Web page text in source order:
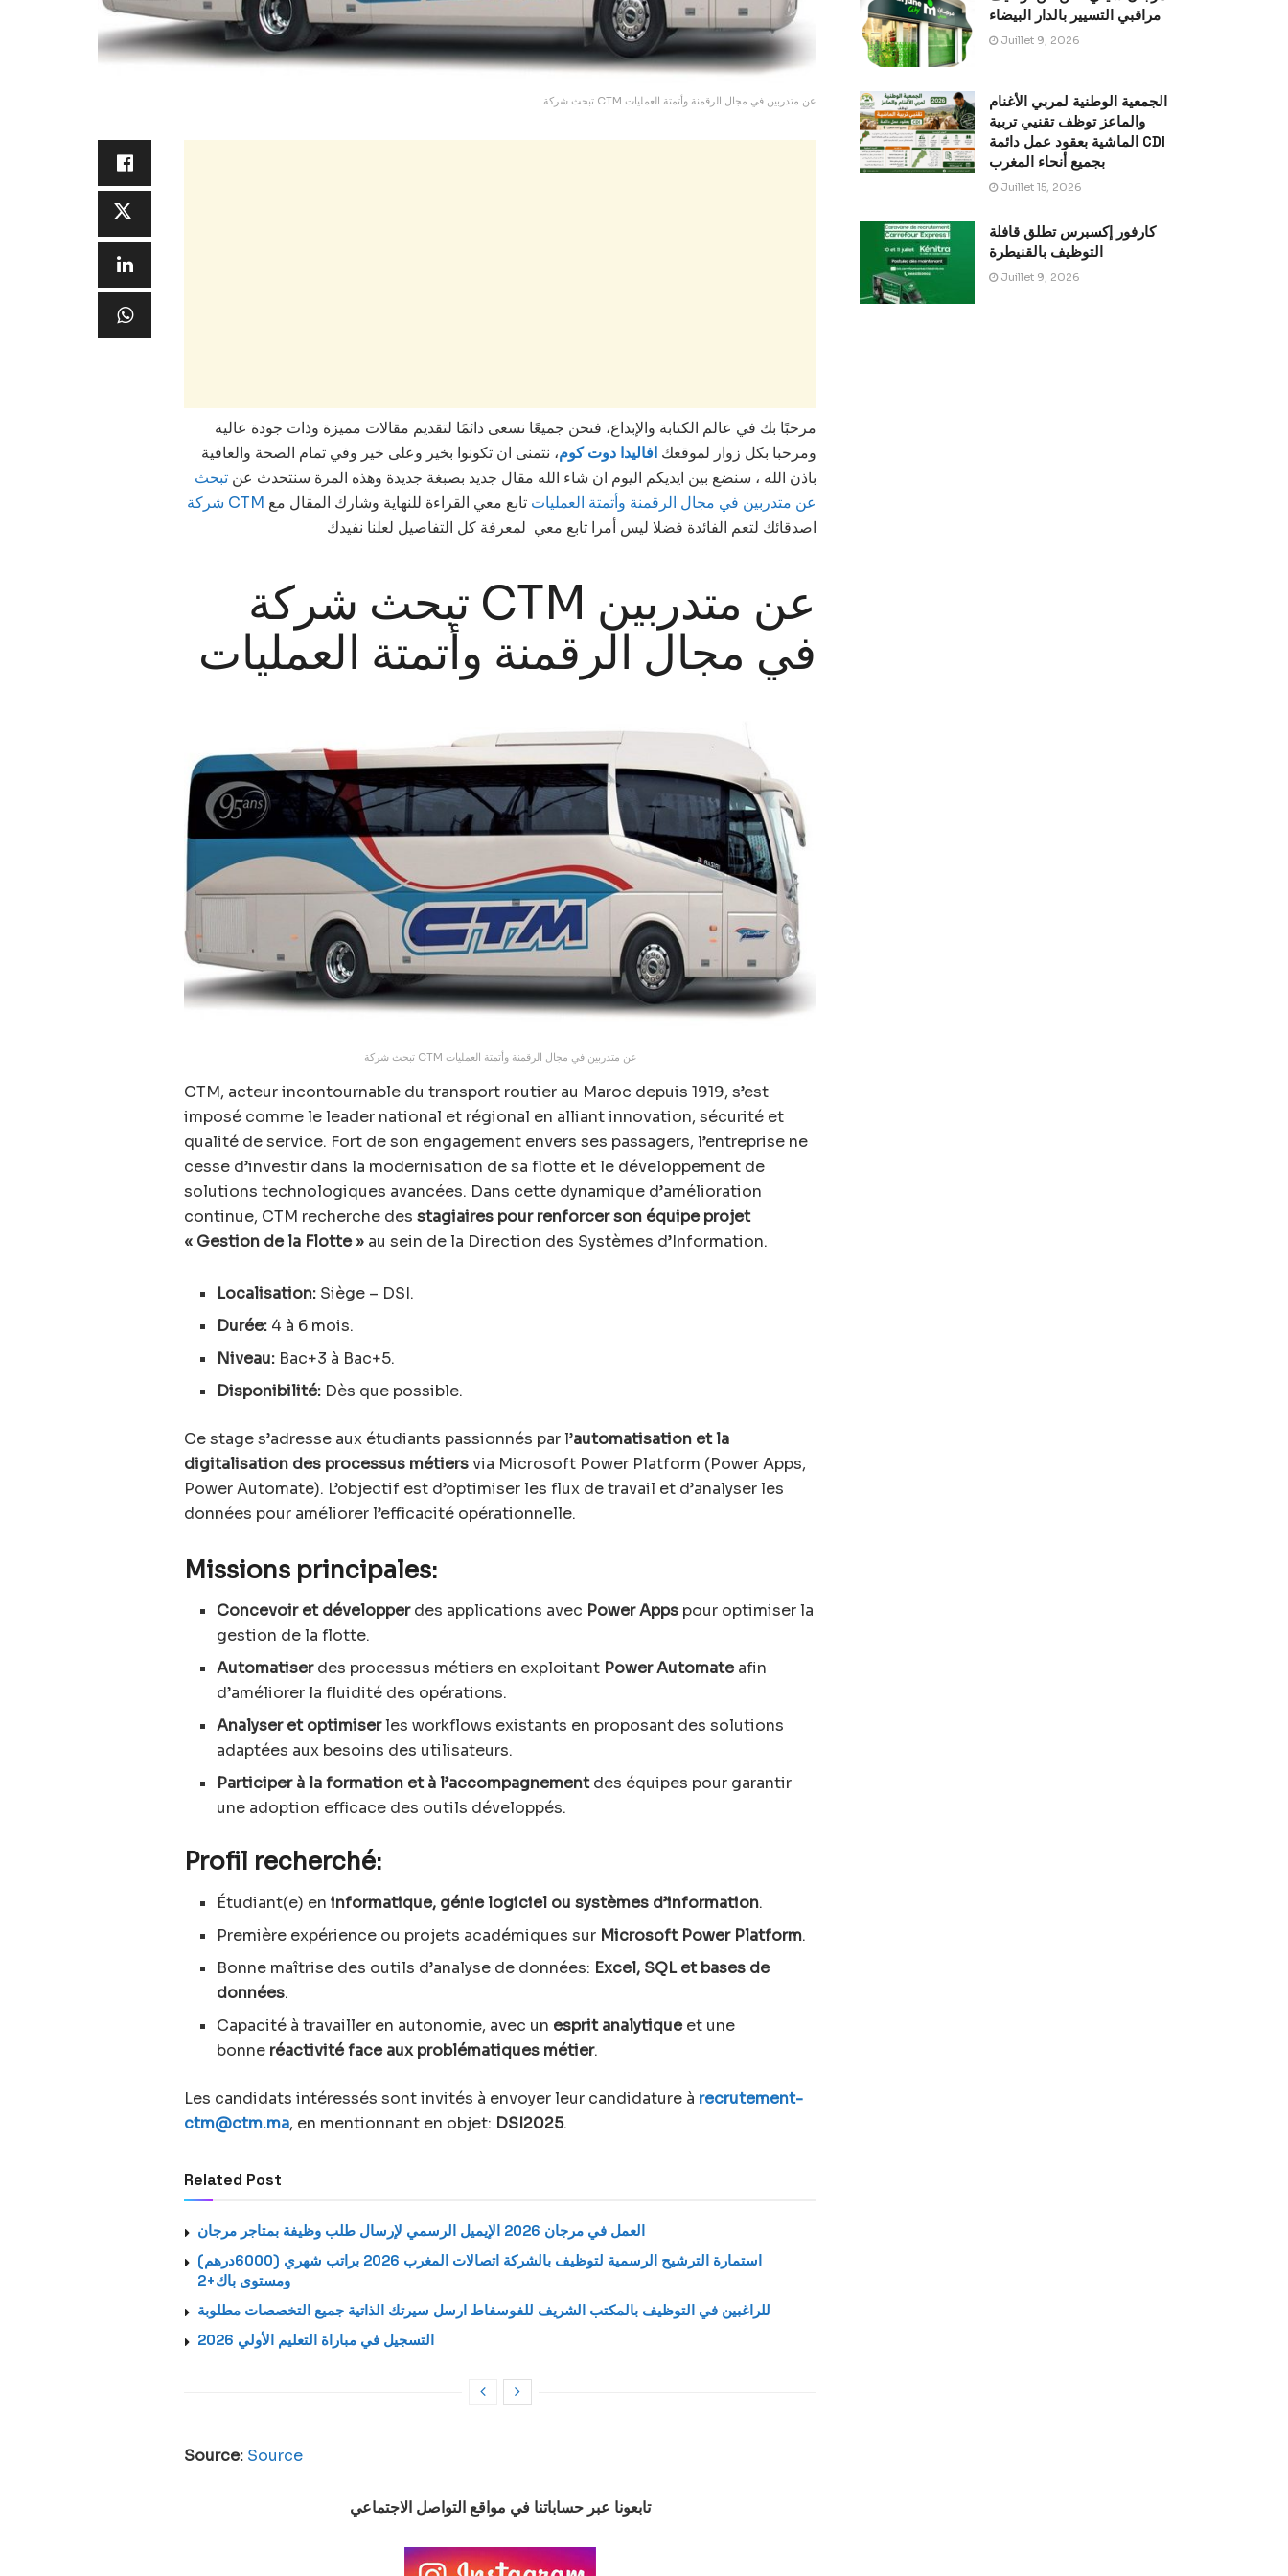
تبحث شركة CTM عن متدربين في مجال الرقمنة وأتمتة العمليات
مرحبًا بك في عالم الكتابة والإبداع، فنحن جميعًا نسعى دائمًا لتقديم مقالات مميزة وذات جودة عالية
ومرحبا بكل زوار لموقعك افاليدا دوت كوم، نتمنى ان تكونوا بخير وعلى خير وفي تمام الصحة والعافية
باذن الله ، سنضع بين ايديكم اليوم ان شاء الله مقال جديد بصبغة جديدة وهذه المرة سنتحدث عن تبحث
شركة CTM عن متدربين في مجال الرقمنة وأتمتة العمليات تابع معي القراءة للنهاية وشارك المقال مع
اصدقائك لتعم الفائدة فضلا ليس أمرا تابع معي لمعرفة كل التفاصيل لعلنا نفيدك
تبحث شركة CTM عن متدربين
في مجال الرقمنة وأتمتة العمليات
تبحث شركة CTM عن متدربين في مجال الرقمنة وأتمتة العمليات
CTM, acteur incontournable du transport routier au Maroc depuis 1919, s’est
imposé comme le leader national et régional en alliant innovation, sécurité et
qualité de service. Fort de son engagement envers ses passagers, l’entreprise ne
cesse d’investir dans la modernisation de sa flotte et le développement de
solutions technologiques avancées. Dans cette dynamique d’amélioration
continue, CTM recherche des stagiaires pour renforcer son équipe projet
« Gestion de la Flotte » au sein de la Direction des Systèmes d’Information.
Localisation: Siège – DSI.
Durée: 4 à 6 mois.
Niveau: Bac+3 à Bac+5.
Disponibilité: Dès que possible.
Ce stage s’adresse aux étudiants passionnés par l’automatisation et la
digitalisation des processus métiersvia Microsoft Power Platform (Power Apps,
Power Automate). L’objectif est d’optimiser les flux de travail et d’analyser les
données pour améliorer l’efficacité opérationnelle.
Missions principales:
Concevoir et développerdes applications avec Power Apps pour optimiser la
gestion de la flotte.
Automatiserdes processus métiers en exploitant Power Automateafin
d’améliorer la fluidité des opérations.
Analyser et optimiserles workflows existants en proposant des solutions
adaptées aux besoins des utilisateurs.
Participer à la formation et à l’accompagnementdes équipes pour garantir
une adoption efficace des outils développés.
Profil recherché:
Étudiant(e) eninformatique, génie logiciel ou systèmes d’information.
Première expérience ou projets académiques sur Microsoft Power Platform.
Bonne maîtrise des outils d’analyse de données: Excel, SQL et bases de
données.
Capacité à travailler en autonomie, avec un esprit analytiqueet une
bonne réactivité face aux problématiques métier.
Les candidats intéressés sont invités à envoyer leur candidature à recrutement-
ctm@ctm.ma, en mentionnant en objet: DSI2025.
Related Post
العمل في مرجان 2026 الإيميل الرسمي لإرسال طلب وظيفة بمتاجر مرجان
استمارة الترشيح الرسمية لتوظيف بالشركة اتصالات المغرب 2026 براتب شهري (6000درهم)
ومستوى باك+2
للراغبين في التوظيف بالمكتب الشريف للفوسفاط ارسل سيرتك الذاتية جميع التخصصات مطلوبة
التسجيل في مباراة التعليم الأولي 2026
Source: Source
تابعونا عبر حساباتنا في مواقع التواصل الاجتماعي
مراقبي التسيير بالدار البيضاء
Juillet 9, 2026
الجمعية الوطنية لمربي الأغنام
والماعز توظف تقنيي تربية
الماشية بعقود عمل دائمة CDI
بجميع أنحاء المغرب
Juillet 15, 2026
كارفور إكسبرس تطلق قافلة
التوظيف بالقنيطرة
Juillet 9, 2026